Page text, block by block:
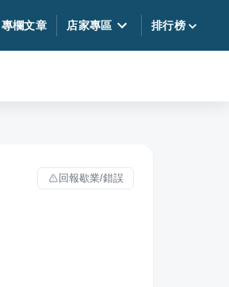
專欄文章 店家專區 排行榜
回報歇業/錯誤